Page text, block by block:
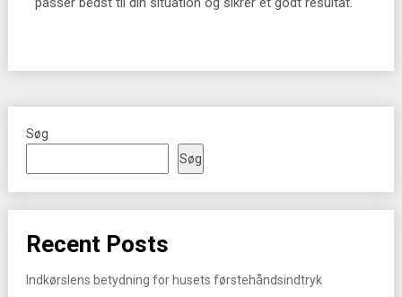
Søg
Søg
Recent Posts
Indkørslens betydning for husets førstehåndsindtryk